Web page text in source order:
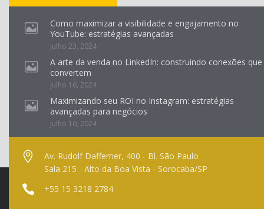
Como maximizar a visibilidade e engajamento no
YouTube: estratégias avançadas
julho 23, 2024
A arte da venda no LinkedIn: construindo conexões que
convertem
julho 16, 2024
Maximizando seu ROI no Instagram: estratégias
avançadas para negócios
julho 10, 2024
Av. Rudolf Dafferner, 400 - Bl. São Paulo
Sala 215 - Alto da Boa Vista - Sorocaba/SP
+55 15 3218 2784